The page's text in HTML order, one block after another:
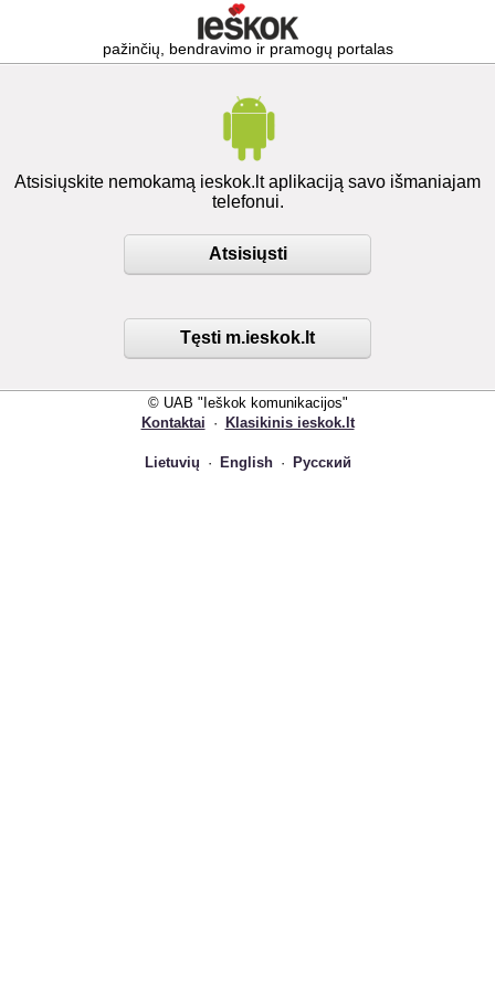
pažinčių, bendravimo ir pramogų portalas
Atsisiųskite nemokamą ieskok.lt aplikaciją savo išmaniajam
telefonui.
Atsisiųsti
Tęsti m.ieskok.lt
© UAB "Ieškok komunikacijos"
Kontaktai · Klasikinis ieskok.lt
Lietuvių · English · Русский